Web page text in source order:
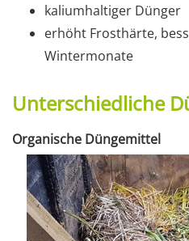
kaliumhaltiger Dünger
erhöht Frosthärte,
Wintermonate
Unterschiedliche
Organische Düngemittel